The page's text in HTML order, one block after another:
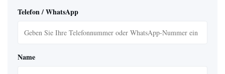
Telefon / WhatsApp
Name